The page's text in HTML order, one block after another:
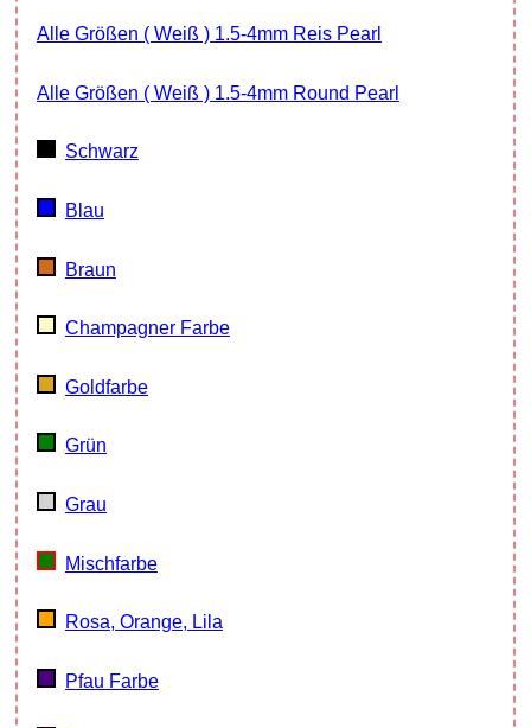
Alle Größen ( Weiß ) 1.5-4mm Reis Pearl
Alle Größen ( Weiß ) 1.5-4mm Round Pearl
Schwarz
Blau
Braun
Champagner Farbe
Goldfarbe
Grün
Grau
Mischfarbe
Rosa, Orange, Lila
Pfau Farbe